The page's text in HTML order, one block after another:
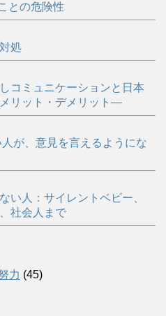
との危険性
処
コミュニケーションと日本
リット・デメリット―
が、意見を言えるようにな
い人：サイレントベビー、
社会人まで
力 (45)